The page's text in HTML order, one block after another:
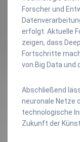
Forscher und
erfolgt. Aktuelle
zeigen, dass
Fortschritte
von Big Data und
Abschließend
neuronale Netze
technologische
Zukunft der